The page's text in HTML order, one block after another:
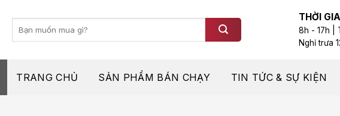
kiếm:
THỜI
8h - 17h |
Nghỉ trưa
TRANG CHỦ SẢN PHẨM BÁN CHẠY TIN TỨC & SỰ KIỆN